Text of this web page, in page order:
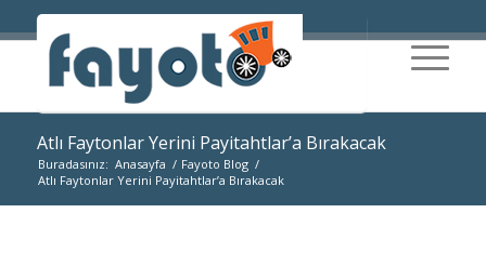
Atlı Faytonlar Yerini Payitahtlar’a Bırakacak
Buradasınız: Anasayfa / Fayoto Blog /
Atlı Faytonlar Yerini Payitahtlar’a Bırakacak